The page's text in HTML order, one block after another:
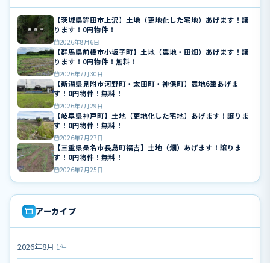
【茨城県鉾田市上沢】土地（更地化した宅地）あげます！譲
ります！0円物件！
2026年8月6日
【群馬県前橋市小坂子町】土地（農地・田畑）あげます！譲
ります！0円物件！無料！
2026年7月30日
【新潟県見附市河野町・太田町・神保町】農地6筆あげま
す！0円物件！無料！
2026年7月29日
【岐阜県神戸町】土地（更地化した宅地）あげます！譲りま
す！0円物件！無料！
2026年7月27日
【三重県桑名市長島町福吉】土地（畑）あげます！譲りま
す！0円物件！無料！
2026年7月25日
アーカイブ
2026年8月 1件